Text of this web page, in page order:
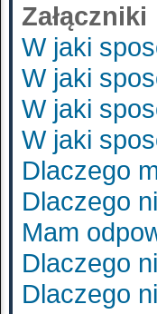
Załączniki
W jaki
W jaki
W jaki
W jaki
Dlaczego
Dlaczego
Mam
Dlaczego
Dlaczego